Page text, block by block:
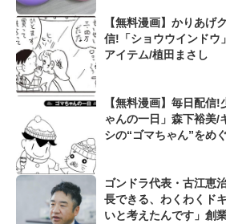
【無料漫画】かりあげ
信!「ショウウインドウ
アイテム/植田まさし
【無料漫画】毎日配信
ゃんの一日」森下裕美/
シの“ゴマちゃん”をめ
ゴンドラ代表・古江恵
長できる、わくわくド
いと考えたんです」創